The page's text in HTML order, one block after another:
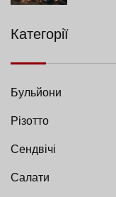
Категорії
Бульйони
Різотто
Сендвічі
Салати